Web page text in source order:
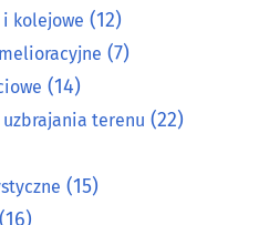
i kolejowe (12)
(7)
(14)
terenu (22)
(15)
(16)